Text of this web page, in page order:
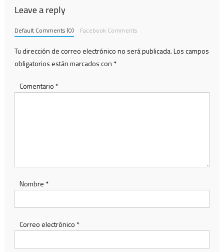
Leave a reply
Default Comments (0) Facebook Comments
Tu dirección de correo electrónico no será publicada.Los campos
obligatorios están marcados con *
Comentario *
Nombre *
Correo electrónico *